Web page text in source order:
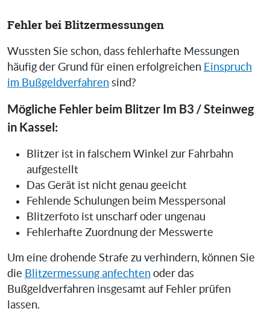
Fehler bei Blitzermessungen
Wussten Sie schon, dass fehlerhafte Messungen
häufig der Grund für einen erfolgreichen Einspruch
im Bußgeldverfahren sind?
Mögliche Fehler beim Blitzer Im B3 / Steinweg
in Kassel:
Blitzer ist in falschem Winkel zur Fahrbahn
aufgestellt
Das Gerät ist nicht genau geeicht
Fehlende Schulungen beim Messpersonal
Blitzerfoto ist unscharf oder ungenau
Fehlerhafte Zuordnung der Messwerte
Um eine drohende Strafe zu verhindern, können Sie
die Blitzermessung anfechten oder das
Bußgeldverfahren insgesamt auf Fehler prüfen
lassen.